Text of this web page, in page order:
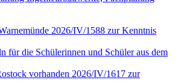
2026/IV/1588 zur Kenntnis
für die Schülerinnen und Schüler aus dem
vorhanden 2026/IV/1617 zur